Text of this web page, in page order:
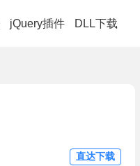
jQuery插件 DLL下载
直达下载